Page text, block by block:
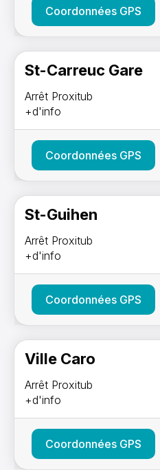
Coordonnées GPS
St-Carreuc Gare
Arrêt Proxitub
+d'info
Coordonnées GPS
St-Guihen
Arrêt Proxitub
+d'info
Coordonnées GPS
Ville Caro
Arrêt Proxitub
+d'info
Coordonnées GPS